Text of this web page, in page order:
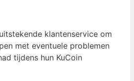
klantenservice om
met eventuele problemen
tijdens hun KuCoin